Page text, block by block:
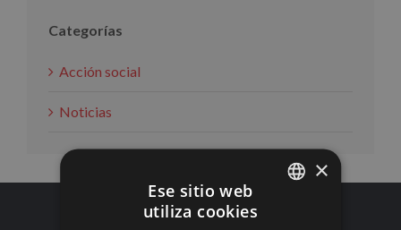
Categorías
Acción social
Noticias
×
Ese sitio web
utiliza cookies